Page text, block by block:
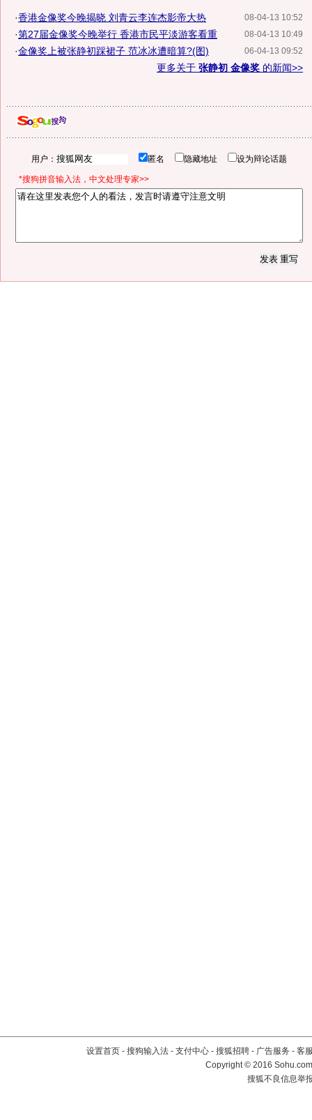
08-04-13 10:52
·香港金像奖今晚揭晓 刘青云李连杰影帝大热
08-04-13 10:49
·第27届金像奖今晚举行 香港市民平淡游客看重
06-04-13 09:52
·金像奖上被张静初踩裙子 范冰冰遭暗算?(图)
更多关于 张静初 金像奖 的新闻>>
用户： 匿名 隐藏地址 设为辩论话题
*搜狗拼音输入法，中文处理专家>>
设置首页 - 搜狗输入法 - 支付中心 - 搜狐招聘 - 广告服务 - 客
Copyright©2016
搜狐不良信息举